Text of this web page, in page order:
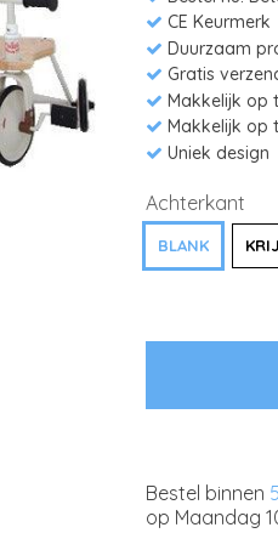
CE Keurmerk
Duurzaam
Gratis
Makkelijk op
Makkelijk op
Uniek design
Achterkant
BLANK
Bestel binnen
op Maandag